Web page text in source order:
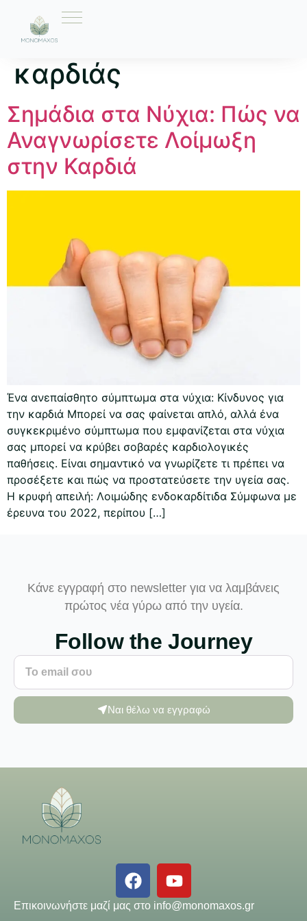
Ετικέτα:
καρδιάς
Σημάδια στα Νύχια: Πώς να
Αναγνωρίσετε Λοίμωξη
στην Καρδιά
Ένα ανεπαίσθητο σύμπτωμα στα νύχια: Κίνδυνος για
την καρδιά Μπορεί να σας φαίνεται απλό, αλλά ένα
συγκεκριμένο σύμπτωμα που εμφανίζεται στα νύχια
σας μπορεί να κρύβει σοβαρές καρδιολογικές
παθήσεις. Είναι σημαντικό να γνωρίζετε τι πρέπει να
προσέξετε και πώς να προστατεύσετε την υγεία σας.
Η κρυφή απειλή: Λοιμώδης ενδοκαρδίτιδα Σύμφωνα με
έρευνα του 2022, περίπου […]
Κάνε εγγραφή στο newsletter για να λαμβάνεις
πρώτος νέα γύρω από την υγεία.
Follow the Journey
Ναι θέλω να εγγραφώ
Επικοινωνήστε μαζί μας στο info@monomaxos.gr